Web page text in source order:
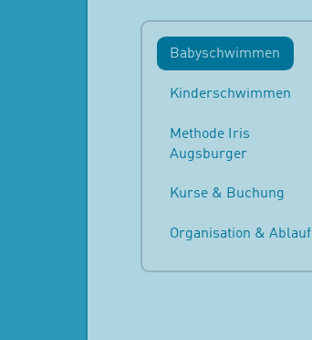
Babyschwimmen
Kinderschwimmen
Methode Iris
Augsburger
Kurse & Buchung
Organisation & Ablauf